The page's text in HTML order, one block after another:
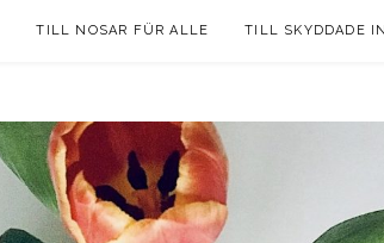
TILL NOSAR FÜR ALLE TILL SKYDDADE